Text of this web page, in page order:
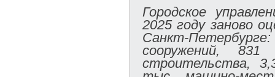
Городское
2025 году заново
Санкт-
сооружений, 831
строительства,